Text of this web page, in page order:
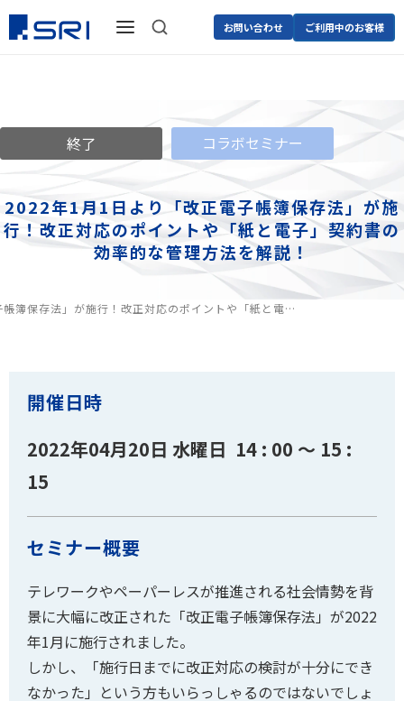
お問い合わせ ご利用中のお客様
終了 コラボセミナー
2022年1月1日より「改正電子帳簿保存法」が施
行！改正対応のポイントや「紙と電子」契約書の
効率的な管理方法を解説！
簿保存法」が施行！改正対応のポイントや「紙と電…
開催日時
2022年04月20日 水曜日 14 : 00 ～ 15 :
15
セミナー概要
テレワークやペーパーレスが推進される社会情勢を背
景に大幅に改正された「改正電子帳簿保存法」が2022
年1月に施行されました。
しかし、「施行日までに改正対応の検討が十分にでき
なかった」という方もいらっしゃるのではないでしょ